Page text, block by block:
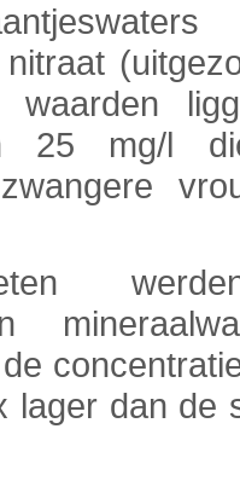
25 mg/l
lager dan de